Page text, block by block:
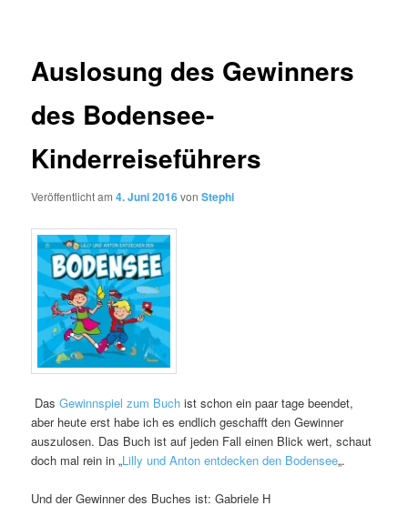
Auslosung des Gewinners
des Bodensee-
Kinderreiseführers
Veröffentlicht am4. Juni 2016vonStephi
Das Gewinnspiel zum Buch ist schon ein paar tage beendet,
aber heute erst habe ich es endlich geschafft den Gewinner
auszulosen. Das Buch ist auf jeden Fall einen Blick wert, schaut
doch mal rein in „Lilly und Anton entdecken den Bodensee„.
Und der Gewinner des Buches ist: Gabriele H